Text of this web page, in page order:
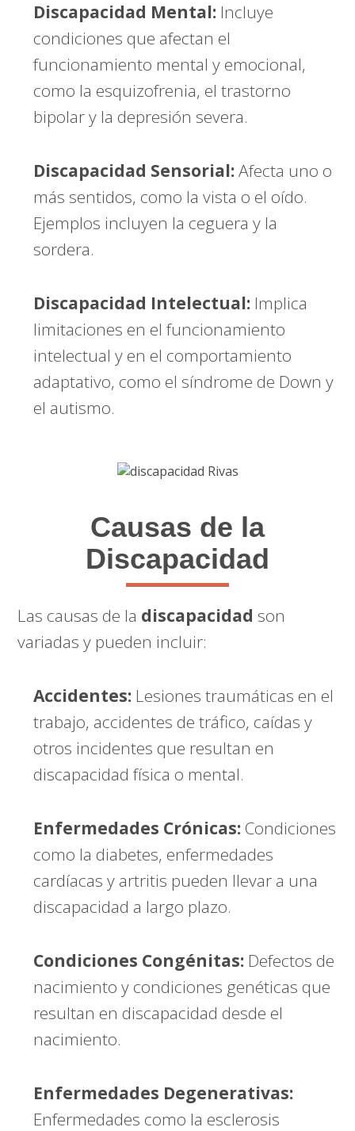
Discapacidad Mental: Incluye
condiciones que afectan el
funcionamiento mental y emocional,
como la esquizofrenia, el trastorno
bipolar y la depresión severa.
Discapacidad Sensorial:Afecta uno o
más sentidos, como la vista o el oído.
Ejemplos incluyen la ceguera y la
sordera.
Discapacidad Intelectual: Implica
limitaciones en el funcionamiento
intelectual y en el comportamiento
adaptativo, como el síndrome de Down y
el autismo.
Causas de la
Discapacidad
Las causas de la discapacidad son
variadas y pueden incluir:
Accidentes: Lesiones traumáticas en el
trabajo, accidentes de tráfico, caídas y
otros incidentes que resultan en
discapacidad física o mental.
Enfermedades Crónicas: Condiciones
como la diabetes, enfermedades
cardíacas y artritis pueden llevar a una
discapacidad a largo plazo.
Condiciones Congénitas: Defectos de
nacimiento y condiciones genéticas que
resultan en discapacidad desde el
nacimiento.
Enfermedades Degenerativas:
Enfermedades como la esclerosis